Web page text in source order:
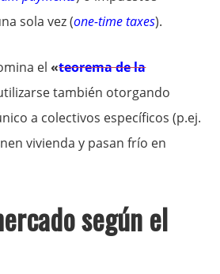
sola vez (one-time taxes).
el«teorema de la
también otorgando
a colectivos específicos (p.ej.
vivienda y pasan frío en
según el